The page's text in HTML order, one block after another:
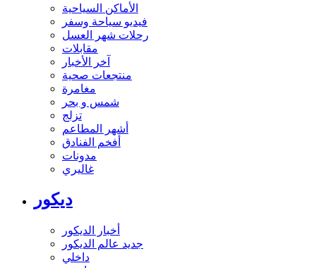
الأماكن السياحية
فيديو سياحة وسفر
رحلات شهر العسل
مقابلات
آخر الأخبار
منتجعات صحية
مغامرة
شمس و بحر
تزلج
أشهر المطاعم
أفخم الفنادق
مدونات
غاليري
ديكور
أخبار الديكور
جديد عالم الديكور
داخلي